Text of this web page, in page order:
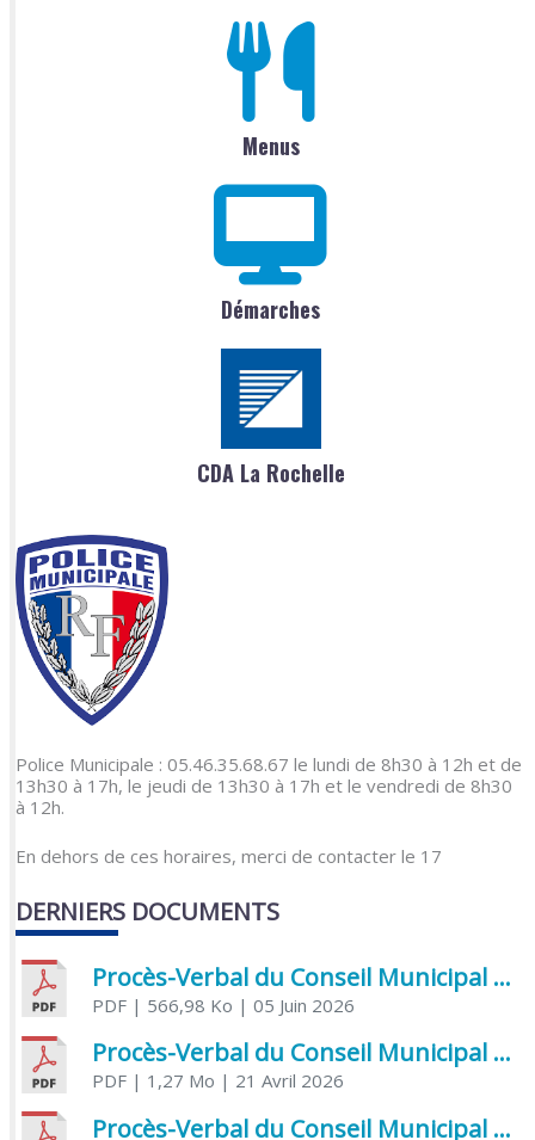
Menus
Démarches
CDA La Rochelle
Police Municipale : 05.46.35.68.67 le lundi de 8h30 à 12h et de
13h30 à 17h, le jeudi de 13h30 à 17h et le vendredi de 8h30
à 12h.
En dehors de ces horaires, merci de contacter le 17
DERNIERS DOCUMENTS
Procès-Verbal du Conseil Municipal du 5 juin 2026
PDF| 566,98 Ko | 05 Juin 2026
Procès-Verbal du Conseil Municipal du 21 avril 2026
PDF| 1,27 Mo | 21 Avril 2026
Procès-Verbal du Conseil Municipal du 31 mars 2026